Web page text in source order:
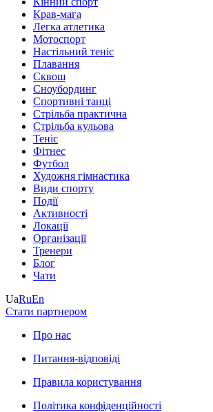
Крав-мага
Легка атлетика
Мотоспорт
Настільний теніс
Плавання
Сквош
Сноубординг
Спортивні танці
Стрільба практична
Стрільба кульова
Теніс
Фітнес
Футбол
Художня гімнастика
Види спорту
Події
Активності
Локації
Організації
Тренери
Блог
Чати
UaRuEn
Стати партнером
Про нас
Питання-відповіді
Правила користування
Політика конфіденційності